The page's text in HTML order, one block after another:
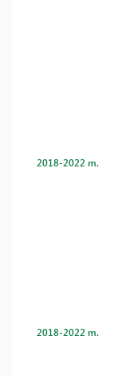
2018-2022 m.
2018-2022 m.